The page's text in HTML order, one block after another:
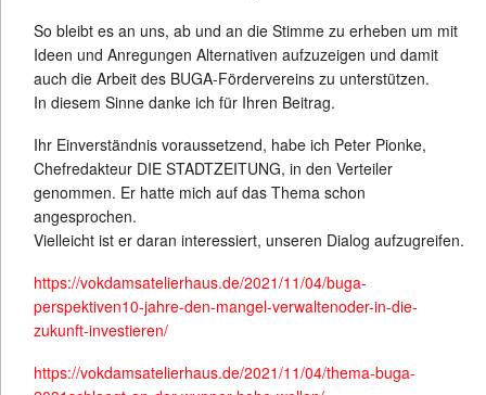
So bleibt es an uns, ab und an die Stimme zu erheben um mit
Ideen und Anregungen Alternativen aufzuzeigen und damit
auch die Arbeit des BUGA-Fördervereins zu unterstützen.
In diesem Sinne danke ich für Ihren Beitrag.
Ihr Einverständnis voraussetzend, habe ich Peter Pionke,
Chefredakteur DIE STADTZEITUNG, in den Verteiler
genommen. Er hatte mich auf das Thema schon
angesprochen.
Vielleicht ist er daran interessiert, unseren Dialog aufzugreifen.
https://vokdamsatelierhaus.de/2021/11/04/buga-
perspektiven10-jahre-den-mangel-verwaltenoder-in-die-
zukunft-investieren/
https://vokdamsatelierhaus.de/2021/11/04/thema-buga-